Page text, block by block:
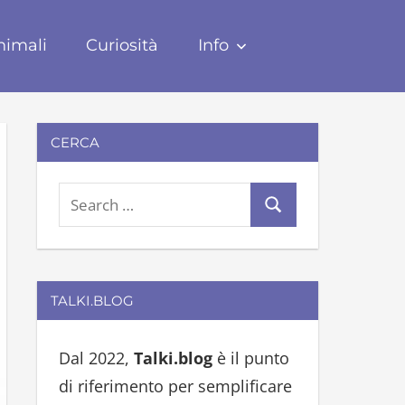
Curiosità Info
CERCA
e
a
r
c
f
o
e
c
TALKI.BLOG
Dal 2022, Talki.blogè il punto
di riferimento per semplificare